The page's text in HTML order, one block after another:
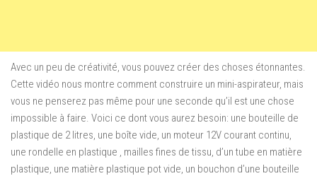
Avec un peu de créativité, vous pouvez créer des choses étonnantes.
Cette vidéo nous montre comment construire un mini-aspirateur, mais
vous ne penserez pas même pour une seconde qu’il est une chose
impossible à faire. Voici ce dont vous aurez besoin: une bouteille de
plastique de 2 litres, une boîte vide, un moteur 12V courant continu,
une rondelle en plastique , mailles fines de tissu, d’un tube en matière
plastique, une matière plastique pot vide, un bouchon d’une bouteille